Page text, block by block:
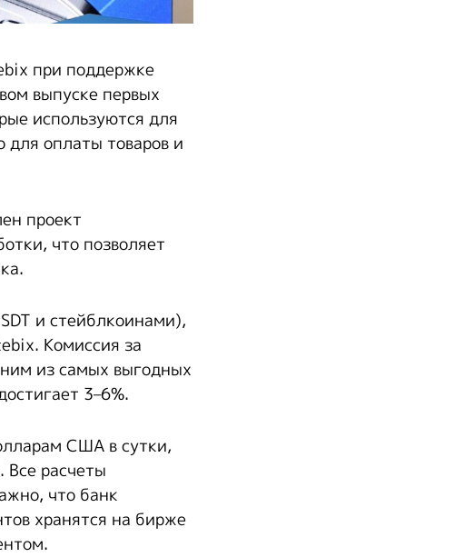
при поддержке
выпуске первых
используются для
для оплаты товаров и
проект
что позволяет
и стейблкоинами),
Комиссия за
из самых выгодных
3–6%.
США в сутки,
расчеты
что банк
хранятся на бирже